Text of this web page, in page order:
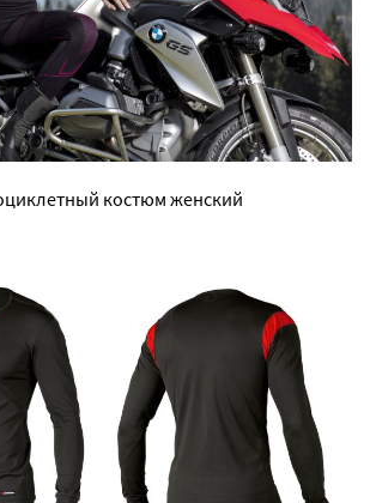
костюм женский